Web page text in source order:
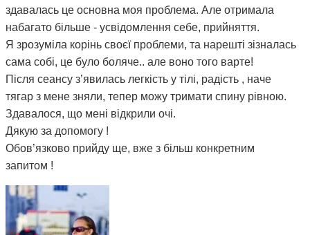
здавалась це основна моя проблема. Але отримала
набагато більше - усвідомлення себе, прийняття.
Я зрозуміла корінь своєї проблеми, та нарешті зізналась
сама собі, це було боляче.. але воно того варте!
Після сеансу з’явилась легкість у тілі, радість , наче
тягар з мене зняли, тепер можу тримати спину рівною.
Здавалося, що мені відкрили очі.
Дякую за допомогу !
Обов’язково прийду ще, вже з більш конкретним
запитом !